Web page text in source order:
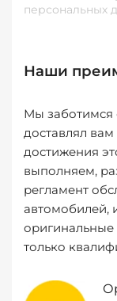
персональных
Наши
Мы заботимся
доставлял вам
достижения
выполняем,
регламент
автомобилей,
оригинальные
только